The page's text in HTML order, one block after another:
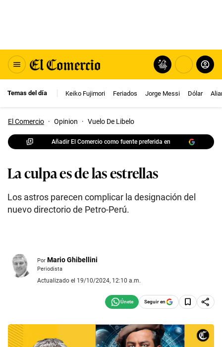
Temas del día Keiko Fujimori Feriados Jorge Messi Dólar
El Comercio · Opinion · Vuelo De Libelo
Añadir El Comercio como fuente preferida en
La culpa es de las estrellas
Los astros parecen complicar la designación del
nuevo directorio de Petro-Perú.
Por Mario Ghibellini
Periodista
Actualizado el 19/10/2024, 12:10 a.m.
Seguir en